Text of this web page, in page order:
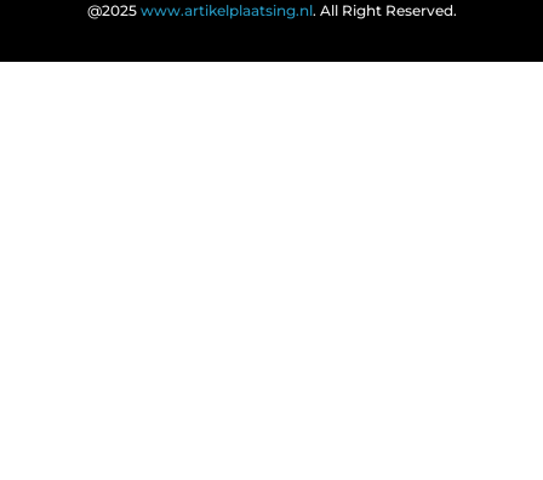
@2025 www.artikelplaatsing.nl. All Right Reserved.